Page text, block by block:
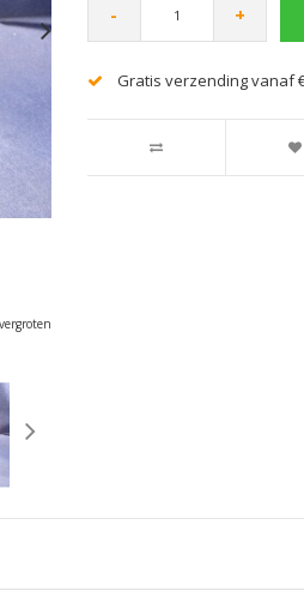
- +
Gratis verzending vanaf